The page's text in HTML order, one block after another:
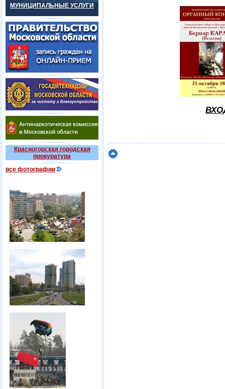
МУНИЦИПАЛЬНЫЕ УСЛУГИ
Красногорская городская
прокуратура
все фотографии